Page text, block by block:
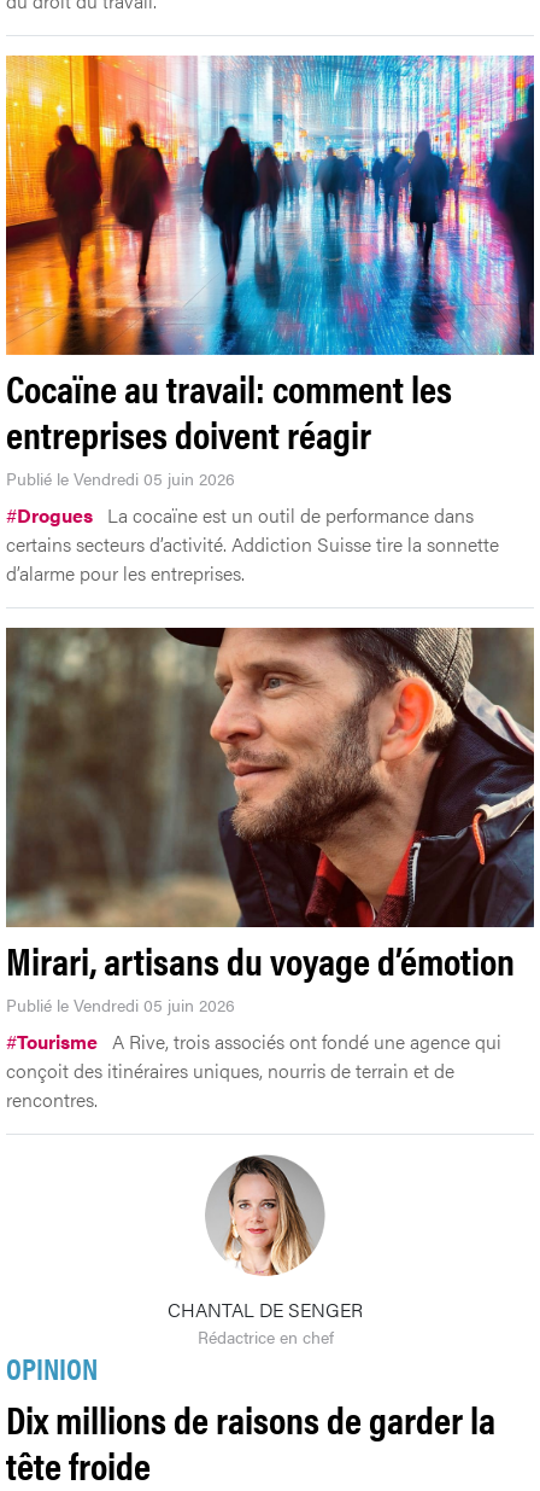
Cocaïne au travail: comment les
entreprises doivent réagir
Publié le Vendredi 05 juin 2026
#Drogues La cocaïne est un outil de performance dans
certains secteurs d’activité. Addiction Suisse tire la sonnette
d’alarme pour les entreprises.
Mirari, artisans du voyage d’émotion
Publié le Vendredi 05 juin 2026
#Tourisme A Rive, trois associés ont fondé une agence qui
conçoit des itinéraires uniques, nourris de terrain et de
rencontres.
CHANTAL DE SENGER
Rédactrice en chef
OPINION
Dix millions de raisons de garder la
tête froide